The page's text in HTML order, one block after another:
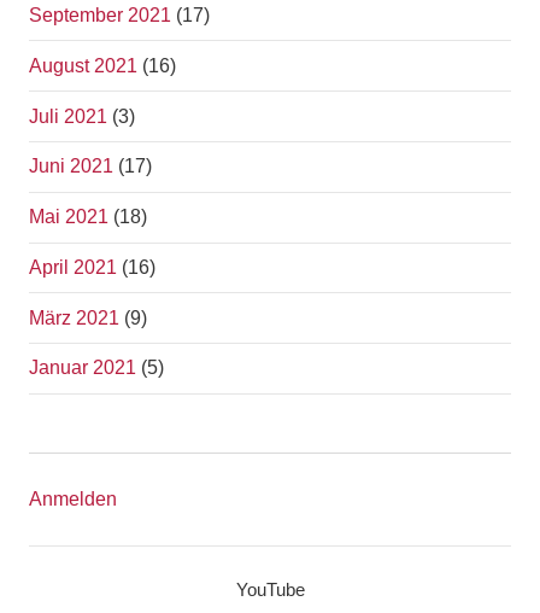
September 2021 (17)
August 2021 (16)
Juli 2021 (3)
Juni 2021 (17)
Mai 2021 (18)
April 2021 (16)
März 2021 (9)
Januar 2021 (5)
Anmelden
YouTube